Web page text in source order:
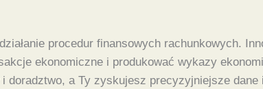
procedur finansowych rachunkowych.
ekonomiczne i produkować wykazy
a Ty zyskujesz precyzyjniejsze